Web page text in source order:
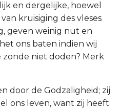
en dergelijke, hoewel
kruisiging des vleses
geven weinig nut en
ons baten indien wij
zonde niet doden? Merk
door de Godzaligheid; zij
ons leven, want zij heeft